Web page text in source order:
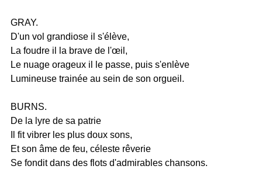
GRAY.
D'un vol grandiose il s'élève,
La foudre il la brave de l'œil,
Le nuage orageux il le passe, puis s'enlève
Lumineuse trainée au sein de son orgueil.
BURNS.
De la lyre de sa patrie
Il fit vibrer les plus doux sons,
Et son âme de feu, céleste rêverie
Se fondit dans des flots d'admirables chansons.